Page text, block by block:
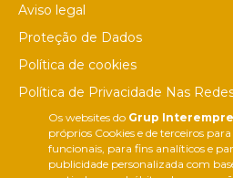
Os websites do Grup
próprios Cookies e de terceiros
funcionais, para fins analíticos e
publicidade personalizada com
Aviso legal
Proteção de Dados
Política de cookies
Política de Privacidade Nas
Canal de denúncias
Colaborações editoriais